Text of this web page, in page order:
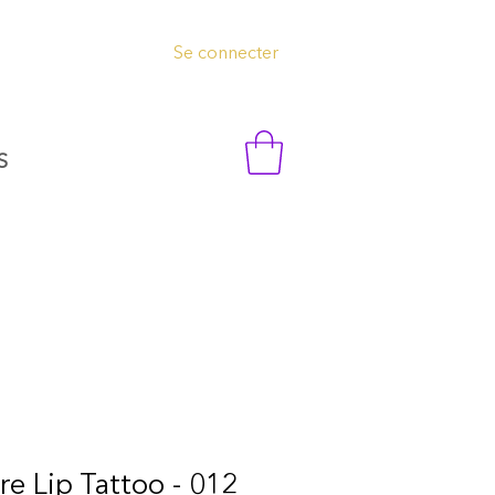
Se connecter
Lip Tattoo - 012